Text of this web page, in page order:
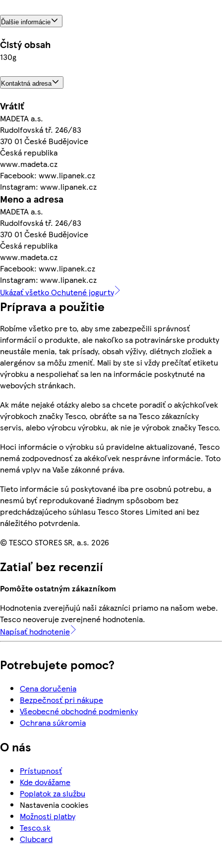
Ďalšie informácie
Čistý obsah
130g
Kontaktná adresa
Vrátiť
MADETA a.s.
Rudolfovská tř. 246/83
370 01 České Budějovice
Česká republika
www.madeta.cz
Facebook: www.lipanek.cz
Instagram: www.lipanek.cz
Meno a adresa
MADETA a.s.
Rudolfovská tř. 246/83
370 01 České Budějovice
Česká republika
www.madeta.cz
Facebook: www.lipanek.cz
Instagram: www.lipanek.cz
Ukázať všetko Ochutené jogurty
Príprava a použitie
Robíme všetko pre to, aby sme zabezpečili správnosť
informácií o produkte, ale nakoľko sa potravinárske produkty
neustále menia, tak prísady, obsah výživy, diétnych zložiek a
alergénov sa môžu zmeniť. Mali by ste si vždy prečítať etiketu
výrobku a nespoliehať sa len na informácie poskytnuté na
webových stránkach.
Ak máte nejaké otázky alebo sa chcete poradiť o akýchkoľvek
výrobkoch značky Tesco, obráťte sa na Tesco zákaznícky
servis, alebo výrobcu výrobku, ak nie je výrobok značky Tesco.
Hoci informácie o výrobku sú pravidelne aktualizované, Tesco
nemá zodpovednosť za akékoľvek nesprávne informácie. Toto
nemá vplyv na Vaše zákonné práva.
Tieto informácie sú poskytované iba pre osobnú potrebu, a
nesmú byť reprodukované žiadnym spôsobom bez
predchádzajúceho súhlasu Tesco Stores Limited ani bez
náležitého potvrdenia.
© TESCO STORES SR, a.s. 2026
Zatiaľ bez recenzií
Pomôžte ostatným zákazníkom
Hodnotenia zverejňujú naši zákazníci priamo na našom webe.
Tesco neoveruje zverejnené hodnotenia.
Napísať hodnotenie
Potrebujete pomoc?
Cena doručenia
Bezpečnosť pri nákupe
Všeobecné obchodné podmienky
Ochrana súkromia
O nás
Prístupnosť
Kde dovážame
Poplatok za službu
Nastavenia cookies
Možnosti platby
Tesco.sk
Clubcard